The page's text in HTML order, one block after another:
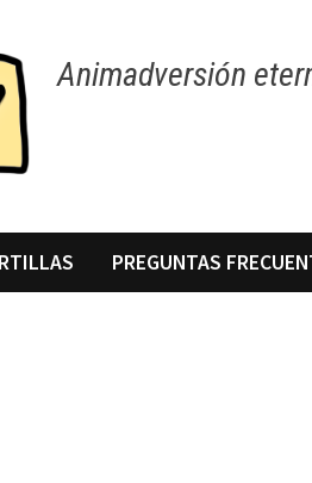
Animadversión
PREGUNTAS